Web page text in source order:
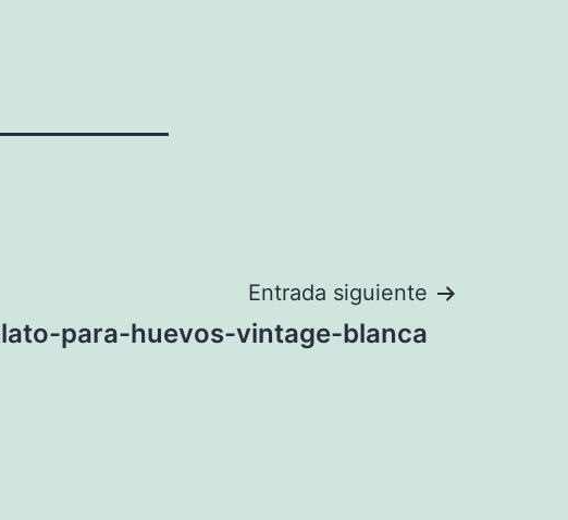
Entrada siguiente
para-huevos-vintage-blanca